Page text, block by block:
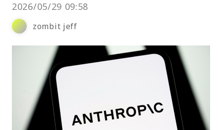
2026/05/29 09:58
zombit jeff